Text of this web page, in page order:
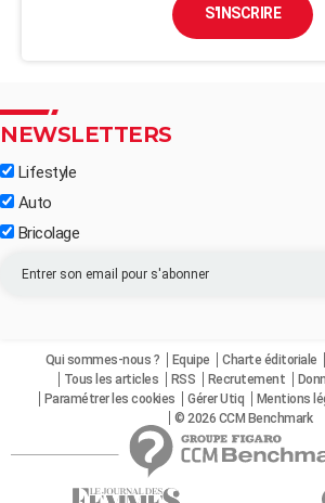
S'INSCRIRE
NEWSLETTERS
Lifestyle
Auto
Bricolage
Qui sommes-nous ? Equipe Charte éditoriale
Tous les articles
RSS Recrutement
Paramétrer les cookies
Gérer Utiq Mentions
© 2026 CCM Benchmark